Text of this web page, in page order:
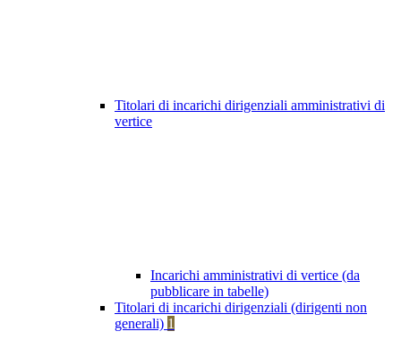
Titolari di incarichi dirigenziali amministrativi di
vertice
Incarichi amministrativi di vertice (da
pubblicare in tabelle)
Titolari di incarichi dirigenziali (dirigenti non
generali) 1